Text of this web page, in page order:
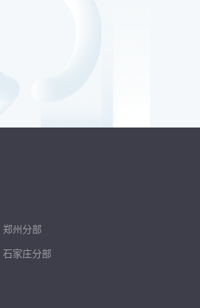
郑州分部
石家庄分部